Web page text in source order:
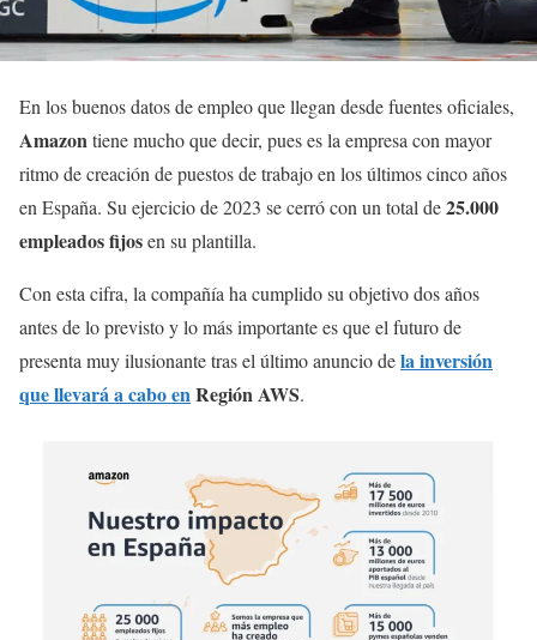
En los buenos datos de empleo que llegan desde fuentes oficiales,
Amazontiene mucho que decir, pues es la empresa con mayor
ritmo de creación de puestos de trabajo en los últimos cinco años
en España. Su ejercicio de 2023 se cerró con un total de25.000
empleados fijosen su plantilla.
Con esta cifra, la compañía ha cumplido su objetivo dos años
antes de lo previsto y lo más importante es que el futuro de
presenta muy ilusionante tras el último anuncio dela inversión
que llevará a cabo enRegión AWS.